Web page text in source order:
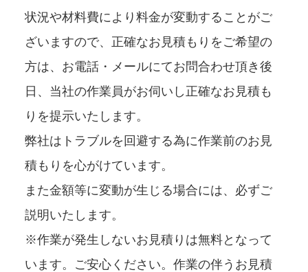
状況や材料費により料金が変動することがご
ざいますので、正確なお見積もりをご希望の
方は、お電話・メールにてお問合わせ頂き後
日、当社の作業員がお伺いし正確なお見積も
りを提示いたします。
弊社はトラブルを回避する為に作業前のお見
積もりを心がけています。
また金額等に変動が生じる場合には、必ずご
説明いたします。
※作業が発生しないお見積りは無料となって
います。ご安心ください。作業の伴うお見積